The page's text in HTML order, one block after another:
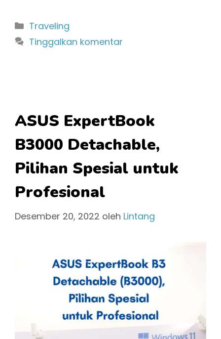
Kategori
Traveling
Tinggalkan komentar
ASUS ExpertBook
B3000 Detachable,
Pilihan Spesial untuk
Profesional
Desember 20, 2022 oleh Lintang